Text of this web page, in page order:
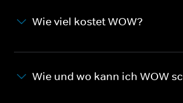
Wie viel kostet WOW?
Wie und wo kann ich WOW